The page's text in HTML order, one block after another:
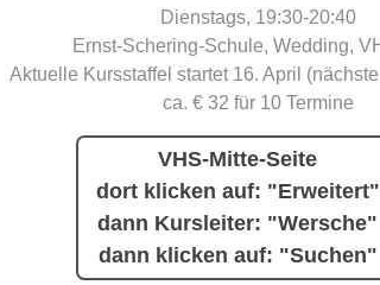
Dienstags, 19:30-20:40
Ernst-Schering-Schule, Wedding,
Aktuelle Kursstaffel startet 16. April
ca. € 32 für 10 Termine
VHS-Mitte-Seite
dort klicken auf: "Erweitert"
dann Kursleiter: "Wersche"
dann klicken auf: "Suchen"